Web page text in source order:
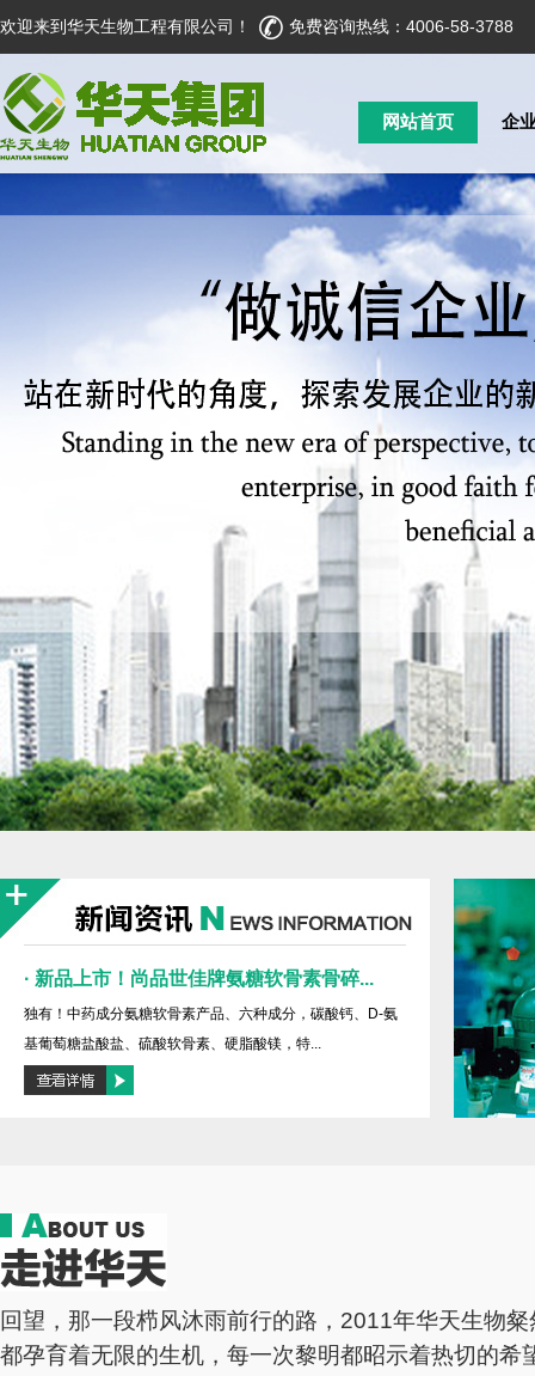
欢迎来到华天生物工程有限公司！ 免费咨询热线：4006-58-3788
网站首页 企
· 新品上市！尚品世佳牌氨糖软骨素骨碎...
独有！中药成分氨糖软骨素产品、六种成分，碳酸钙、D-氨
基葡萄糖盐酸盐、硫酸软骨素、硬脂酸镁，特...
回望，那一段栉风沐雨前行的路，2011年华天生物
都孕育着无限的生机，每一次黎明都昭示着热切的希